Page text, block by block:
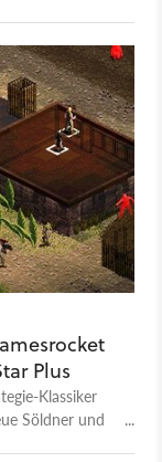
Plus
Klassiker
Söldner und